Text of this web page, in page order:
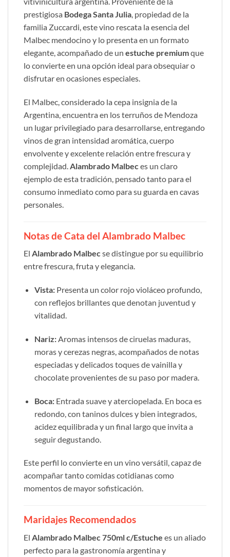
prestigiosa Bodega Santa Julia, propiedad de la
familia Zuccardi, este vino rescata la esencia del
Malbec mendocino y lo presenta en un formato
elegante, acompañado de un estuche premiumque
lo convierte en una opción ideal para obsequiar o
disfrutar en ocasiones especiales.
El Malbec, considerado la cepa insignia de la
Argentina, encuentra en los terruños de Mendoza
un lugar privilegiado para desarrollarse, entregando
vinos de gran intensidad aromática, cuerpo
envolvente y excelente relación entre frescura y
complejidad. Alambrado Malbec es un claro
ejemplo de esta tradición, pensado tanto para el
consumo inmediato como para su guarda en cavas
personales.
Notas de Cata del Alambrado Malbec
El Alambrado Malbecse distingue por su equilibrio
entre frescura, fruta y elegancia.
Vista:Presenta un color rojo violáceo profundo,
con reflejos brillantes que denotan juventud y
vitalidad.
Nariz:Aromas intensos de ciruelas maduras,
moras y cerezas negras, acompañados de notas
especiadas y delicados toques de vainilla y
chocolate provenientes de su paso por madera.
Boca:Entrada suave y aterciopelada. En boca es
redondo, con taninos dulces y bien integrados,
acidez equilibrada y un final largo que invita a
seguir degustando.
Este perfil lo convierte en un vino versátil, capaz de
acompañar tanto comidas cotidianas como
momentos de mayor sofisticación.
Maridajes Recomendados
El Alambrado Malbec 750ml c/Estuche es un aliado
perfecto para la gastronomía argentina y